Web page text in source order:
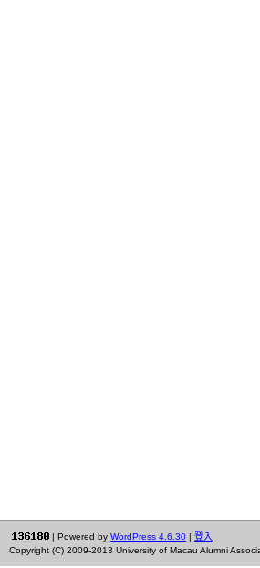
| Powered by WordPress 4.6.30 | 登入
Copyright (C) 2009-2013 University of Macau Alumni